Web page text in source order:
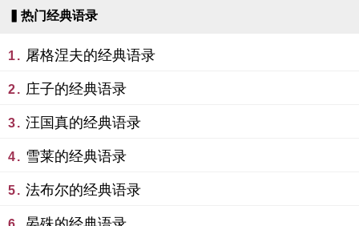
▍热门经典语录
1. 屠格涅夫的经典语录
2. 庄子的经典语录
3. 汪国真的经典语录
4. 雪莱的经典语录
5. 法布尔的经典语录